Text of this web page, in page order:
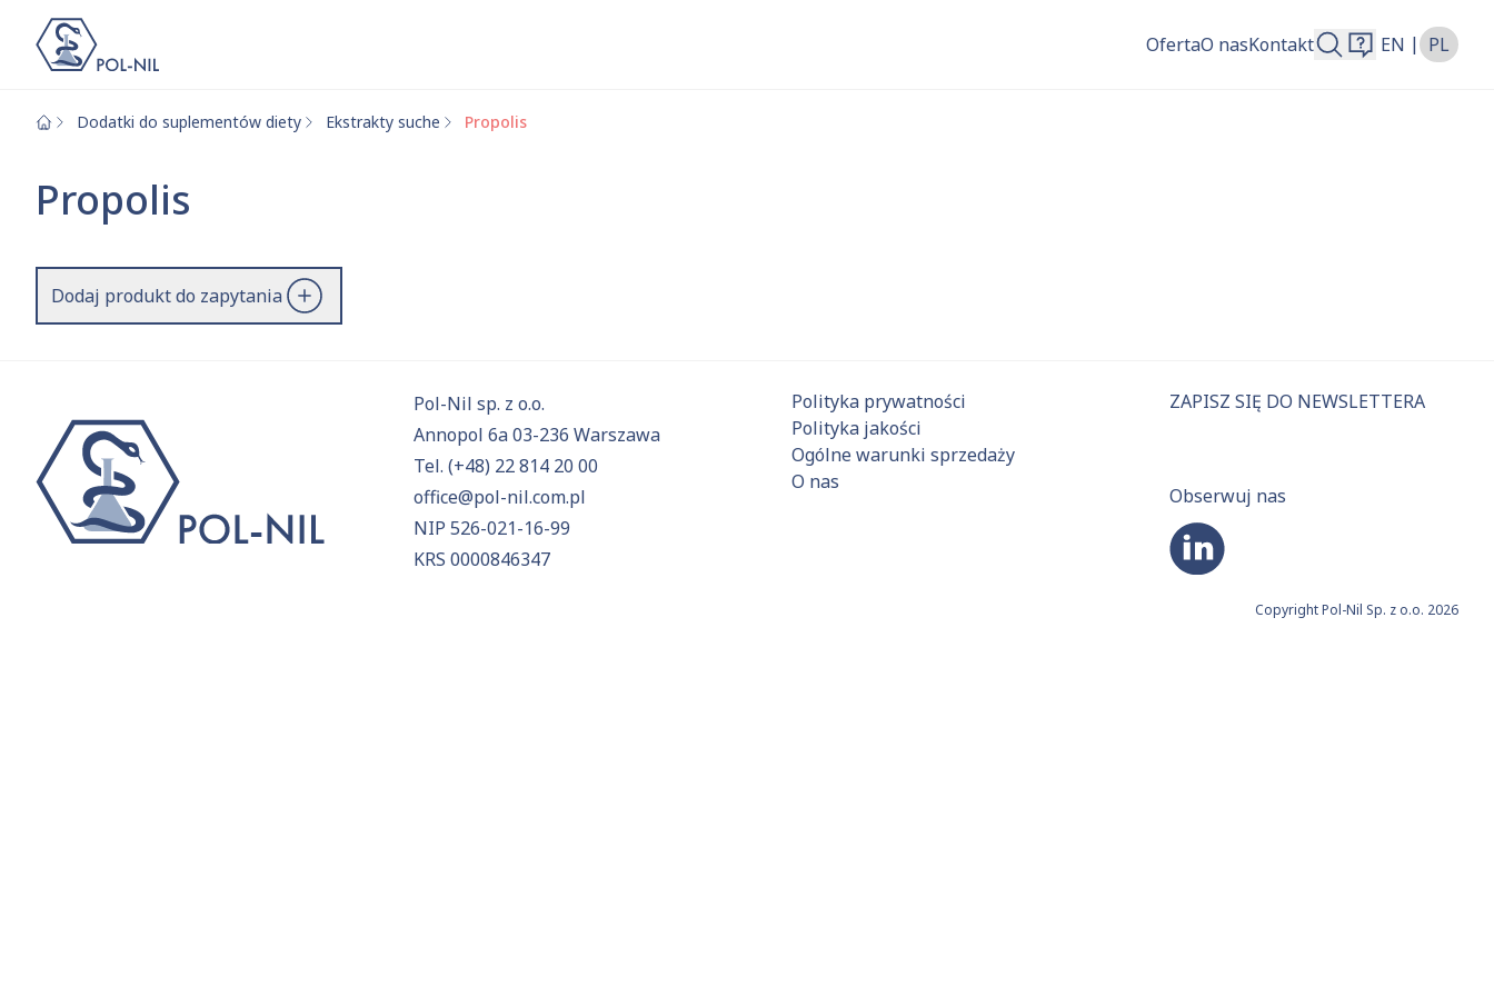
OfertaO nasKontakt EN | PL
Dodatki do suplementów diety Ekstrakty suche Propolis
Propolis
Dodaj produkt do zapytania
Pol-Nil sp. z o.o.
Annopol 6a 03-236 Warszawa
Tel. (+48) 22 814 20 00
office@pol-nil.com.pl
NIP 526-021-16-99
KRS 0000846347
Polityka prywatności
Polityka jakości
Ogólne warunki sprzedaży
O nas
ZAPISZ SIĘ DO NEWSLETTERA
Obserwuj nas
Copyright Pol-Nil Sp. z o.o. 2026